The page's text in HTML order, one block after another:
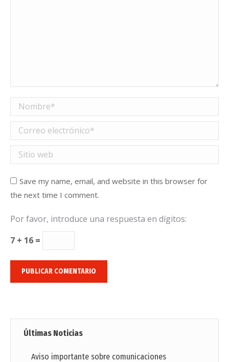
Nombre *
Correo electrónico *
Sitio web
Save my name, email, and website in this browser for
the next time I comment.
Por favor, introduce una respuesta en dígitos:
7 + 16 =
PUBLICAR COMENTARIO
Últimas Noticias
Aviso importante sobre comunicaciones